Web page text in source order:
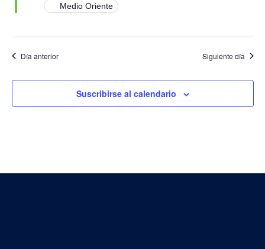
Medio Oriente
Día anterior Siguiente día
Suscribirse al calendario